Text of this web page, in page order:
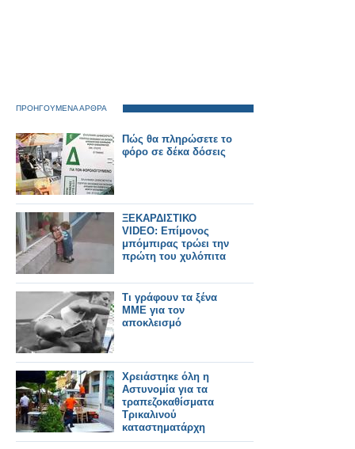
ΠΡΟΗΓΟΥΜΕΝΑ ΑΡΘΡΑ
Πώς θα πληρώσετε το
φόρο σε δέκα δόσεις
ΞΕΚΑΡΔΙΣΤΙΚΟ
VIDEO: Επίμονος
μπόμπιρας τρώει την
πρώτη του χυλόπιτα
Τι γράφουν τα ξένα
ΜΜΕ για τον
αποκλεισμό
Χρειάστηκε όλη η
Αστυνομία για τα
τραπεζοκαθίσματα
Τρικαλινού
καταστηματάρχη